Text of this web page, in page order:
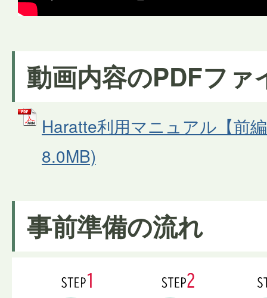
動画内容のPDFファ
Haratte利用マニュアル【前
8.0MB)
事前準備の流れ